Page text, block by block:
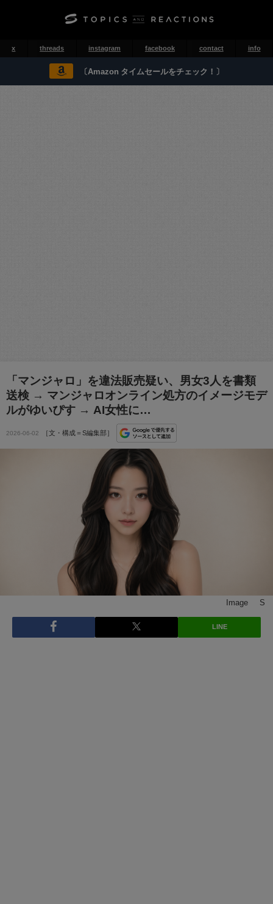
x threads instagram facebook contact info
〔Amazon タイムセールをチェック！〕
「マンジャロ」を違法販売疑い、男女3人を書類
送検 → マンジャロオンライン処方のイメージモデ
ルがゆいぴす → AI女性に…
2026-06-02 ［文・構成＝S編集部］
Image © S
LINE